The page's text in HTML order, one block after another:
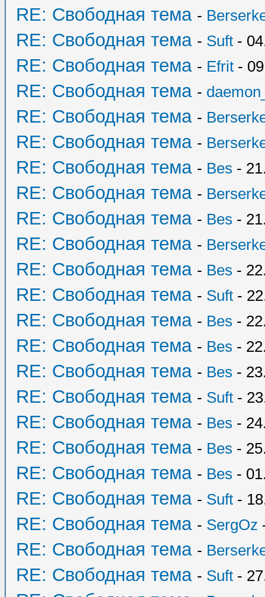
RE: Свободная тема -
RE: Свободная тема - Suft -
RE: Свободная тема - Efrit -
RE: Свободная тема -
RE: Свободная тема -
RE: Свободная тема -
RE: Свободная тема - Bes -
RE: Свободная тема -
RE: Свободная тема - Bes -
RE: Свободная тема -
RE: Свободная тема - Bes -
RE: Свободная тема - Suft -
RE: Свободная тема - Bes -
RE: Свободная тема - Bes -
RE: Свободная тема - Bes -
RE: Свободная тема - Suft -
RE: Свободная тема - Bes -
RE: Свободная тема - Bes -
RE: Свободная тема - Bes -
RE: Свободная тема - Suft -
RE: Свободная тема - SergOz
RE: Свободная тема -
RE: Свободная тема - Suft -